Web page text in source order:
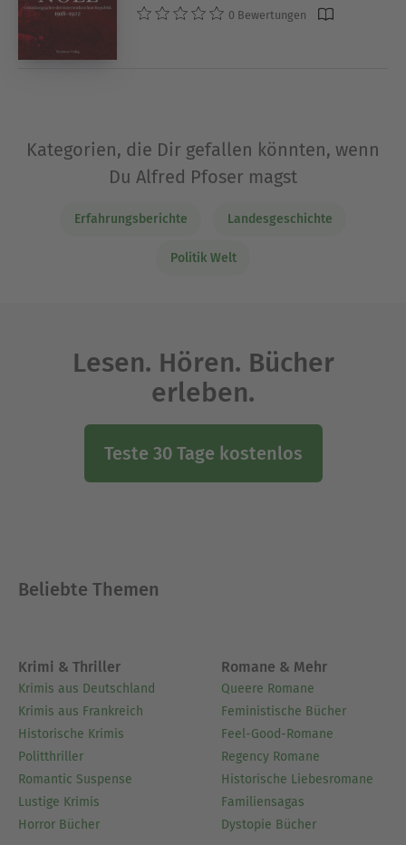
0 Bewertungen
Kategorien, die Dir gefallen könnten, wenn
Du Alfred Pfoser magst
Erfahrungsberichte Landesgeschichte
Politik Welt
Lesen. Hören. Bücher
erleben.
Teste 30 Tage kostenlos
Beliebte Themen
Krimi & Thriller
Krimis aus Deutschland
Krimis aus Frankreich
Historische Krimis
Politthriller
Romantic Suspense
Lustige Krimis
Horror Bücher
Romane & Mehr
Queere Romane
Feministische Bücher
Feel-Good-Romane
Regency Romane
Historische Liebesromane
Familiensagas
Dystopie Bücher